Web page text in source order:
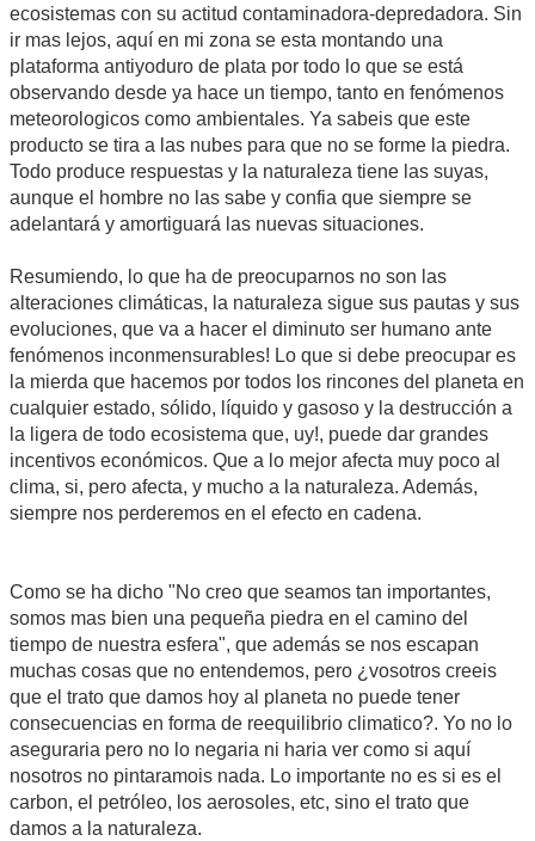
ecosistemas con su actitud contaminadora-depredadora. Sin
ir mas lejos, aquí en mi zona se esta montando una
plataforma antiyoduro de plata por todo lo que se está
observando desde ya hace un tiempo, tanto en fenómenos
meteorologicos como ambientales. Ya sabeis que este
producto se tira a las nubes para que no se forme la piedra.
Todo produce respuestas y la naturaleza tiene las suyas,
aunque el hombre no las sabe y confia que siempre se
adelantará y amortiguará las nuevas situaciones.
Resumiendo, lo que ha de preocuparnos no son las
alteraciones climáticas, la naturaleza sigue sus pautas y sus
evoluciones, que va a hacer el diminuto ser humano ante
fenómenos inconmensurables! Lo que si debe preocupar es
la mierda que hacemos por todos los rincones del planeta en
cualquier estado, sólido, líquido y gasoso y la destrucción a
la ligera de todo ecosistema que, uy!, puede dar grandes
incentivos económicos. Que a lo mejor afecta muy poco al
clima, si, pero afecta, y mucho a la naturaleza. Además,
siempre nos perderemos en el efecto en cadena.
Como se ha dicho "No creo que seamos tan importantes,
somos mas bien una pequeña piedra en el camino del
tiempo de nuestra esfera", que además se nos escapan
muchas cosas que no entendemos, pero ¿vosotros creeis
que el trato que damos hoy al planeta no puede tener
consecuencias en forma de reequilibrio climatico?. Yo no lo
aseguraria pero no lo negaria ni haria ver como si aquí
nosotros no pintaramois nada. Lo importante no es si es el
carbon, el petróleo, los aerosoles, etc, sino el trato que
damos a la naturaleza.